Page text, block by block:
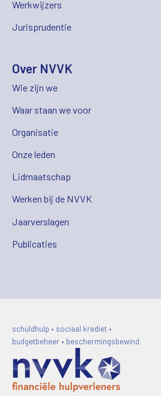
Werkwijzers
Jurisprudentie
Over NVVK
Wie zijn we
Waar staan we voor
Organisatie
Onze leden
Lidmaatschap
Werken bij de NVVK
Jaarverslagen
Publicaties
schuldhulp • sociaal krediet •
budgetbeheer • beschermingsbewind